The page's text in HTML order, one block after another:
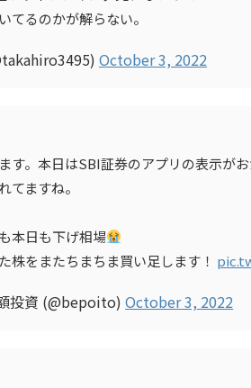
てるのかが解らない。
October 3, 2022
す。本日はSBI証券のアプリの表示が
てますね。
本日も下げ相場
株をまたちまちま買い足します！
投資 (@bepoito)October 3, 2022